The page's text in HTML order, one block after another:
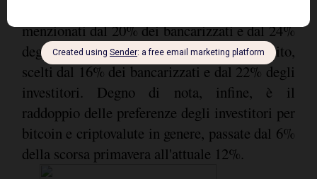
menzionati dal 20% dei bancarizzati e dal 24%
degli investitori, e i certificati di deposito,
scelti dal 16% dei bancarizzati e dal 22% degli
investitori. Degno di nota, infine, è il
raddoppio delle preferenze degli investitori per
bitcoin e criptovalute in genere, passate dal 6%
della scorsa primavera all'attuale 12%.